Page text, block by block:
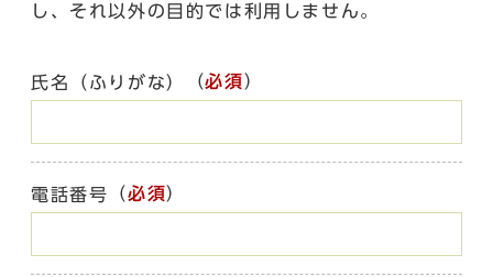
し、それ以外の目的では利用しません。
氏名（ふりがな） （必須）
電話番号 （必須）